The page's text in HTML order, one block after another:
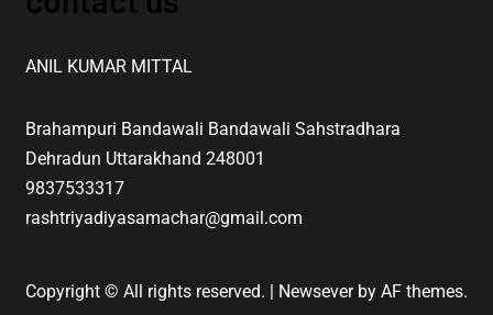
ANIL KUMAR MITTAL
Brahampuri Bandawali Bandawali Sahstradhara
Dehradun Uttarakhand 248001
9837533317
rashtriyadiyasamachar@gmail.com
Copyright © All rights reserved. | Newseverby AF themes.